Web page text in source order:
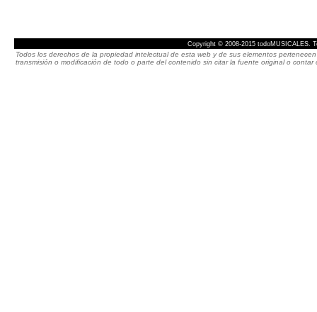
Copyright © 2008-2015 todoMUSICALES.
Todos los derechos de la propiedad intelectual de esta web y de sus elementos
transmisión o modificación de todo o parte del contenido sin citar la fuente original o